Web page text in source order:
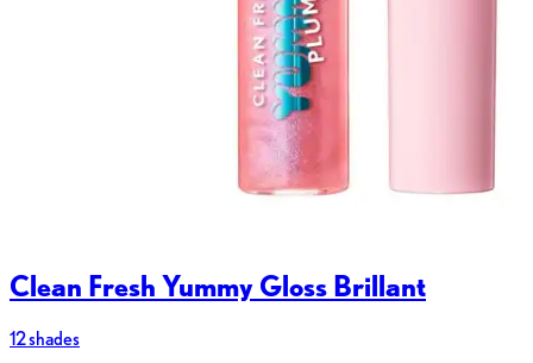
Clean Fresh Yummy Gloss Brillant
12 shades